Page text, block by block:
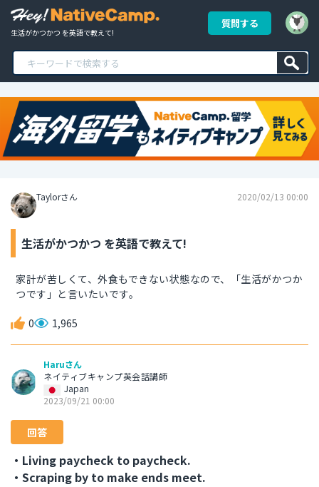
生活がかつかつ を英語で教えて!
質問する
Taylorさん 2020/02/13 00:00
生活がかつかつ を英語で教えて!
家計が苦しくて、外食もできない状態なので、「生活がかつか
つです」と言いたいです。
0 1,965
Haruさん
ネイティブキャンプ英会話講師
Japan
2023/09/21 00:00
回答
・Living paycheck to paycheck.
・Scraping by to make ends meet.